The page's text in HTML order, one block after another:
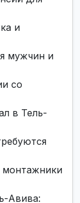
и
мужчин и
со
в Тель-
монтажники
Авива: